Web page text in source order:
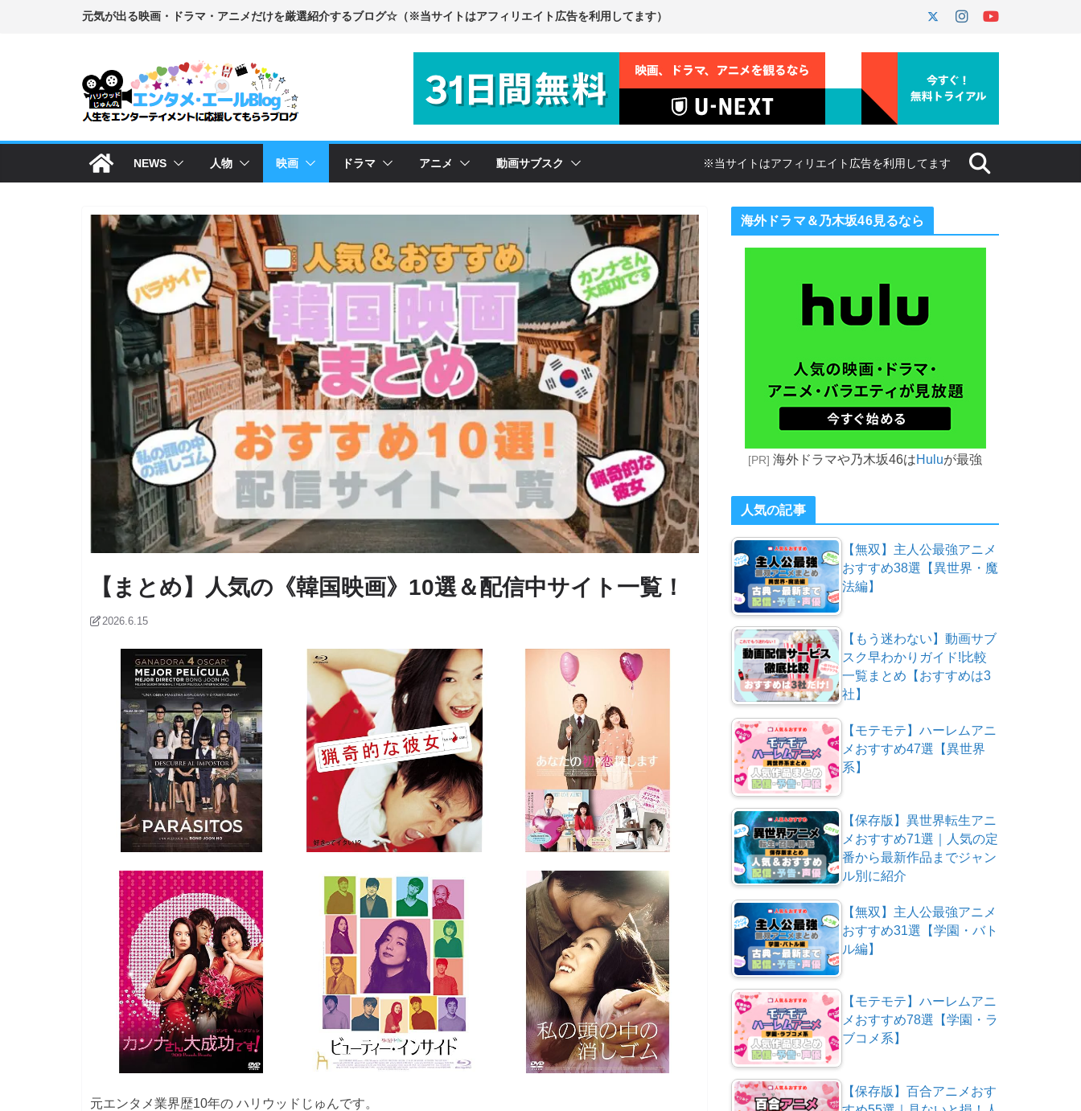
ス
NEWS 人物 映画 ドラマ アニメ 動画サブスク
【まとめ】人気の《韓国映画》10選＆配信中サイト一覧！
2026.6.15
元エンタメ業界歴10年の ハリウッドじゅんです。
海外ドラマ＆乃木坂46見るなら
[PR] 海外ドラマや乃木坂46はHuluが最強
人気の記事
【無双】主人公最強アニメ
おすすめ38選【異世界・魔
法編】
【もう迷わない】動画サブ
スク早わかりガイド!比較
一覧まとめ【おすすめは3
社】
【モテモテ】ハーレムアニ
メおすすめ47選【異世界
系】
【保存版】異世界転生アニ
メおすすめ71選｜人気の定
番から最新作品までジャン
ル別に紹介
【無双】主人公最強アニメ
おすすめ31選【学園・バト
ル編】
【モテモテ】ハーレムアニ
メおすすめ78選【学園・ラ
ブコメ系】
【保存版】百合アニメおす